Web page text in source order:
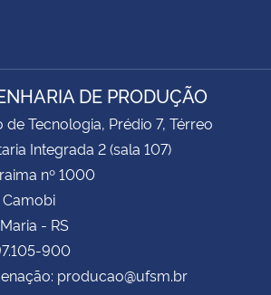
DE PRODUÇÃO
de Tecnologia, Prédio 7, Térreo
Integrada 2 (sala 107)
nº 1000
- RS
900
producao@ufsm.br